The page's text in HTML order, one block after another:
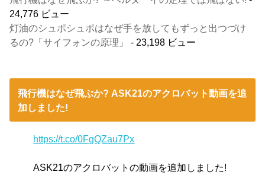
24,776 ビュー
灯油のシュポシュポはなぜ手を放してもずっと出つづけ
るの?「サイフォンの原理」
- 23,198 ビュー
飛行機はなぜ飛ぶか? ASK21のアクロバット動画を追
加しました!
https://t.co/0FgQZau7Px
ASK21のアクロバットの動画を追加しました!